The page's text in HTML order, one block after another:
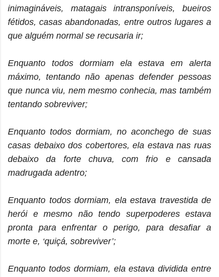
inimagináveis, matagais intransponíveis, bueiros
fétidos, casas abandonadas, entre outros lugares a
que alguém normal se recusaria ir;
Enquanto todos dormiam ela estava em alerta
máximo, tentando não apenas defender pessoas
que nunca viu, nem mesmo conhecia, mas também
tentando sobreviver;
Enquanto todos dormiam, no aconchego de suas
casas debaixo dos cobertores, ela estava nas ruas
debaixo da forte chuva, com frio e cansada
madrugada adentro;
Enquanto todos dormiam, ela estava travestida de
herói e mesmo não tendo superpoderes estava
pronta para enfrentar o perigo, para desafiar a
morte e, ‘quiçá, sobreviver’;
Enquanto todos dormiam, ela estava dividida entre